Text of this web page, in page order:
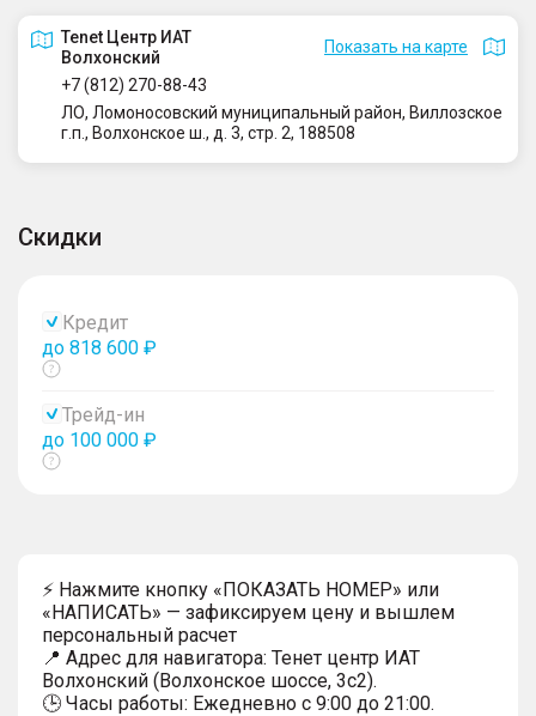
Tenet Центр ИАТ
Волхонский
Показать на карте
+7 (812) 270-88-43
ЛО, Ломоносовский муниципальный район, Виллозское
г.п., Волхонское ш., д. 3, стр. 2, 188508
Скидки
Кредит
до 818 600 ₽
Показать
Трейд-ин
до 100 000 ₽
Показать
⚡ Нажмите кнопку «ПОКАЗАТЬ НОМЕР» или
«НАПИСАТЬ» — зафиксируем цену и вышлем
персональный расчет
📍 Адрес для навигатора: Тенет центр ИАТ
Волхонский (Волхонское шоссе, 3с2).
🕒 Часы работы: Ежедневно с 9:00 до 21:00.